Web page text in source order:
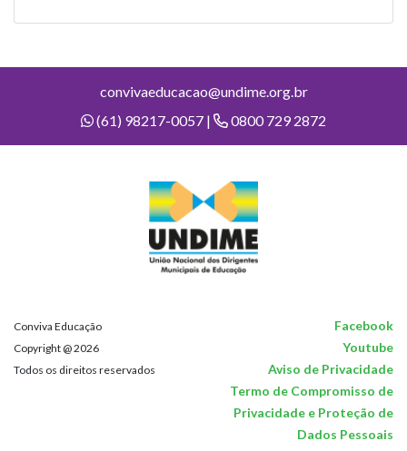
convivaeducacao@undime.org.br
(61) 98217-0057 |
0800 729 2872
Conviva Educação Facebook
Copyright @ 2026 Youtube
Todos os direitos reservados
Aviso de Privacidade
Termo de Compromisso de
Privacidade e Proteção de
Dados Pessoais